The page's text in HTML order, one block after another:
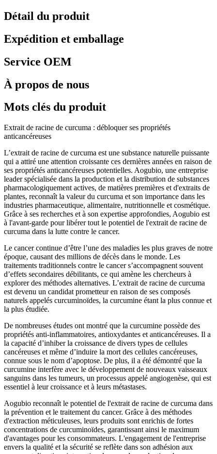
Détail du produit
Expédition et emballage
Service OEM
À propos de nous
Mots clés du produit
Extrait de racine de curcuma : débloquer ses propriétés
anticancéreuses
L’extrait de racine de curcuma est une substance naturelle puissante
qui a attiré une attention croissante ces dernières années en raison de
ses propriétés anticancéreuses potentielles. Aogubio, une entreprise
leader spécialisée dans la production et la distribution de substances
pharmacologiquement actives, de matières premières et d'extraits de
plantes, reconnaît la valeur du curcuma et son importance dans les
industries pharmaceutique, alimentaire, nutritionnelle et cosmétique.
Grâce à ses recherches et à son expertise approfondies, Aogubio est
à l'avant-garde pour libérer tout le potentiel de l'extrait de racine de
curcuma dans la lutte contre le cancer.
Le cancer continue d’être l’une des maladies les plus graves de notre
époque, causant des millions de décès dans le monde. Les
traitements traditionnels contre le cancer s’accompagnent souvent
d’effets secondaires débilitants, ce qui amène les chercheurs à
explorer des méthodes alternatives. L’extrait de racine de curcuma
est devenu un candidat prometteur en raison de ses composés
naturels appelés curcuminoïdes, la curcumine étant la plus connue et
la plus étudiée.
De nombreuses études ont montré que la curcumine possède des
propriétés anti-inflammatoires, antioxydantes et anticancéreuses. Il a
la capacité d’inhiber la croissance de divers types de cellules
cancéreuses et même d’induire la mort des cellules cancéreuses,
connue sous le nom d’apoptose. De plus, il a été démontré que la
curcumine interfère avec le développement de nouveaux vaisseaux
sanguins dans les tumeurs, un processus appelé angiogenèse, qui est
essentiel à leur croissance et à leurs métastases.
Aogubio reconnaît le potentiel de l'extrait de racine de curcuma dans
la prévention et le traitement du cancer. Grâce à des méthodes
d'extraction méticuleuses, leurs produits sont enrichis de fortes
concentrations de curcuminoïdes, garantissant ainsi le maximum
d'avantages pour les consommateurs. L'engagement de l'entreprise
envers la qualité et la sécurité se reflète dans son adhésion aux